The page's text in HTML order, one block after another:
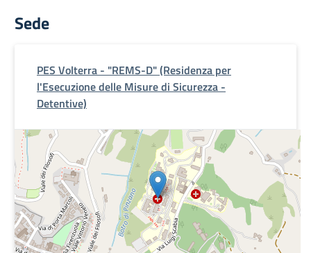
Sede
PES Volterra - "REMS-D" (Residenza per
l'Esecuzione delle Misure di Sicurezza -
Detentive)